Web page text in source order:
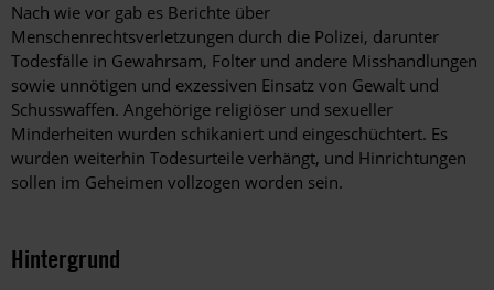
Nach wie vor gab es Berichte über
Menschenrechtsverletzungen durch die Polizei, darunter
Todesfälle in Gewahrsam, Folter und andere Misshandlungen
sowie unnötigen und exzessiven Einsatz von Gewalt und
Schusswaffen. Angehörige religiöser und sexueller
Minderheiten wurden schikaniert und eingeschüchtert. Es
wurden weiterhin Todesurteile verhängt, und Hinrichtungen
sollen im Geheimen vollzogen worden sein.
Hintergrund